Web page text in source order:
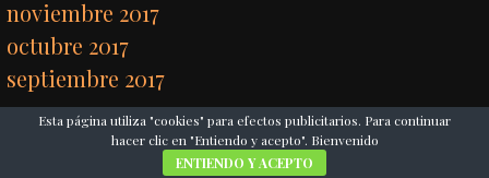
noviembre 2017
octubre 2017
septiembre 2017
Esta página utiliza "cookies" para efectos publicitarios. Para continuar
hacer clic en "Entiendo y acepto". Bienvenido
ENTIENDO Y ACEPTO